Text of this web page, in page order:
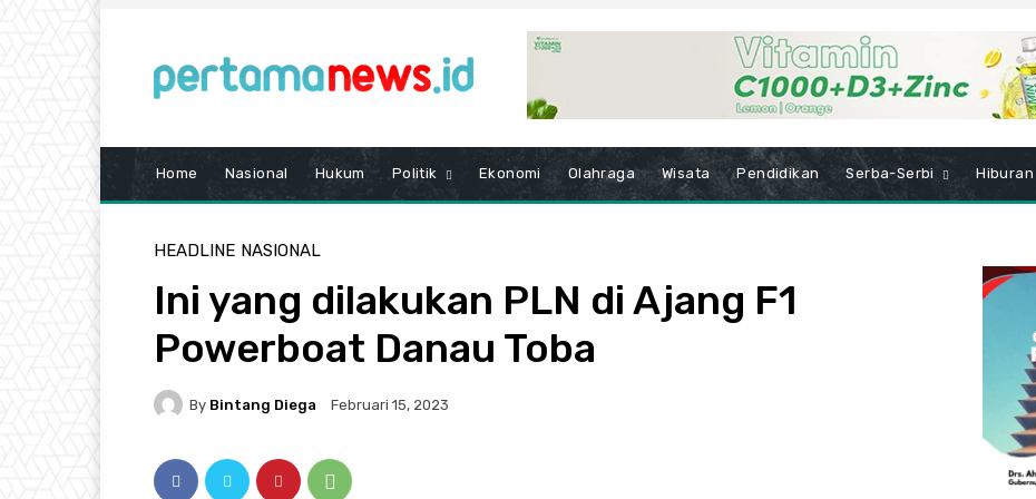
Home Nasional Hukum Politik Ekonomi Olahraga Wisata Pendidikan Serba-Serbi Hiburan
HEADLINE NASIONAL
Ini yang dilakukan PLN di Ajang F1
Powerboat Danau Toba
By Bintang Diega Februari 15, 2023